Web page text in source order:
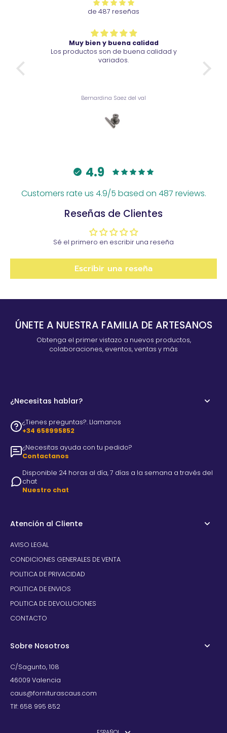
de 487 reseñas
bien y buena calidad
son de buena calidad y
Vino pronto, su calidad
amables.
4.9
Customers rate us 4.9/5 based on 487 reviews.
Reseñas de Clientes
Sé el primero en escribir una reseña
Escribir una reseña
ÚNETE A NUESTRA FAMILIA DE ARTESANOS
Obtenga el primer vistazo a nuevos productos,
colaboraciones, eventos, ventas y más
¿Necesitas hablar?
¿Tienes preguntas?. Llamanos
+34 658995852
¿Necesitas ayuda con tu pedido?
Contactanos
Disponible 24 horas al día, 7 días a la semana a través del
chat
Nuestro chat
Atención al Cliente
AVISO LEGAL
CONDICIONES GENERALES DE VENTA
POLITICA DE PRIVACIDAD
POLITICA DE ENVIOS
POLITICA DE DEVOLUCIONES
CONTACTO
Sobre Nosotros
C/Sagunto, 108
46009 Valencia
caus@forniturascaus.com
Tlf: 658 995 852